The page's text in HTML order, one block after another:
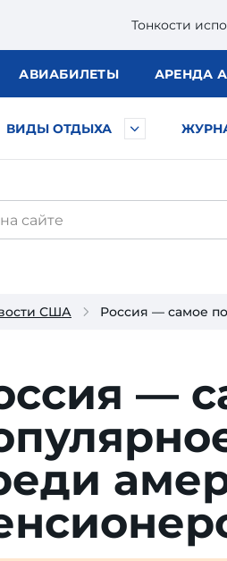
Тонкости
АВИАБИЛЕТЫ АРЕНДА
ВИДЫ ОТДЫХА
США Россия — самое
—